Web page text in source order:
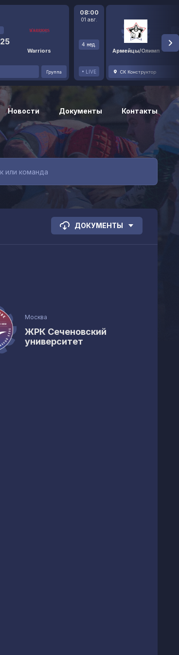
25
Warriors
Группа
08:00
01 авг.
4 нед.
LIVE
Армейцы/Олимп
48
СК Конструктор
Новости Документы Контакты
ДОКУМЕНТЫ
Москва
ЖРК Сеченовский
университет